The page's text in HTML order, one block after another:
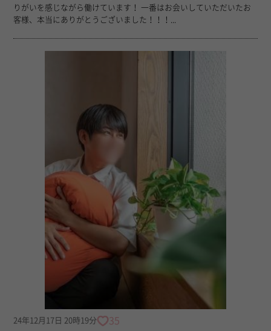
りがいを感じながら働けています！ 一番はお会いしていただいたお
客様、本当にありがとうございました！！！...
24年12月17日 20時19分 35